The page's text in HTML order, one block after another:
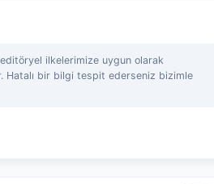
ilkelerimize uygun olarak
Hatalı bir bilgi tespit ederseniz bizimle